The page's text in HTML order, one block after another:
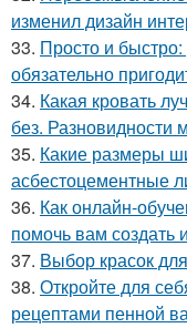
изменил дизайн
33. Просто и
обязательно
34. Какая кровать
без. Разновидности
35. Какие размеры
асбестоцементные
36. Как онлайн-
помочь вам создать
37. Выбор красок
38. Откройте для
рецептами пенной